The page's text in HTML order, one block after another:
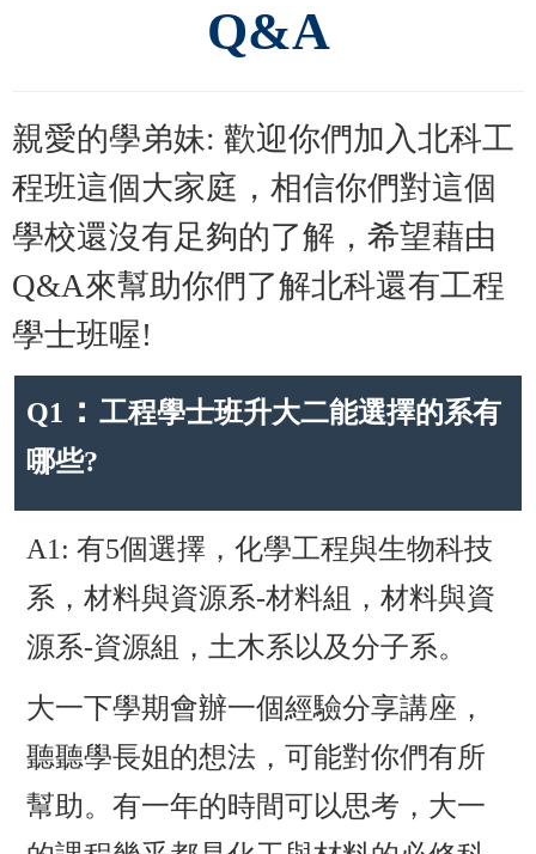
Q&A
親愛的學弟妹: 歡迎你們加入北科工
程班這個大家庭，相信你們對這個
學校還沒有足夠的了解，希望藉由
Q&A來幫助你們了解北科還有工程
學士班喔!
Q1 ： 工程學士班升大二能選擇的系有
哪些?
A1: 有5個選擇，化學工程與生物科技
系，材料與資源系-材料組，材料與資
源系-資源組， 土木系以及分子系。
大一下學期會辦一個經驗分享講座，
聽聽學長姐的想法，可能對你們有所
幫助。有一年的時間可以思考，大一